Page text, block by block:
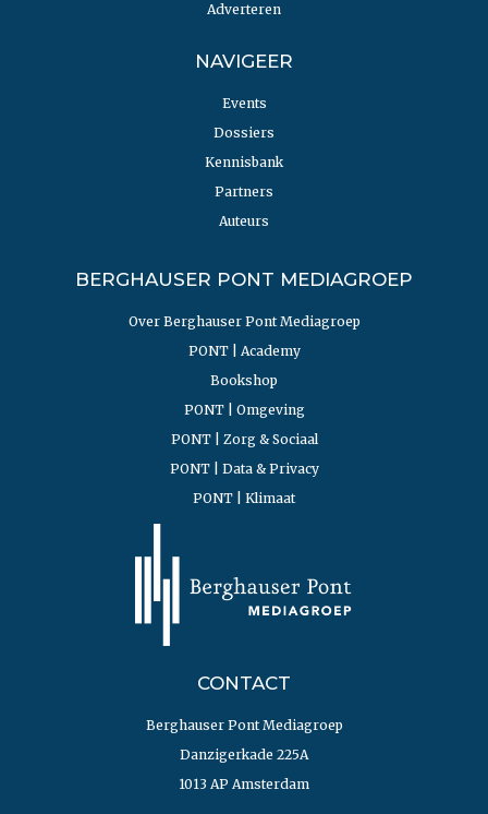
Adverteren
NAVIGEER
Events
Dossiers
Kennisbank
Partners
Auteurs
BERGHAUSER PONT MEDIAGROEP
Over Berghauser Pont Mediagroep
PONT | Academy
Bookshop
PONT | Omgeving
PONT | Zorg & Sociaal
PONT | Data & Privacy
PONT | Klimaat
CONTACT
Berghauser Pont Mediagroep
Danzigerkade 225A
1013 AP Amsterdam